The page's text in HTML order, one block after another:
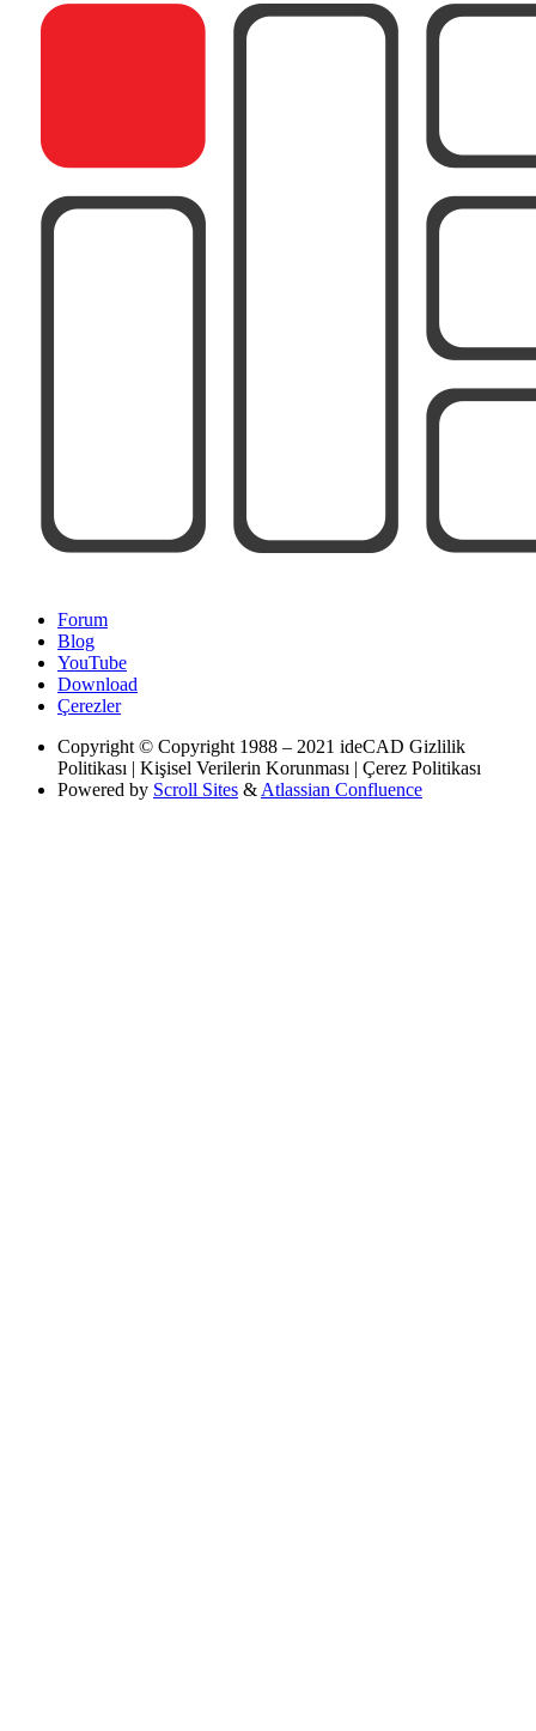
Forum
Blog
YouTube
Download
Çerezler
Copyright © Copyright 1988 – 2021 ideCAD Gizlilik
Politikası | Kişisel Verilerin Korunması | Çerez Politikası
Powered by Scroll Sites &Atlassian Confluence